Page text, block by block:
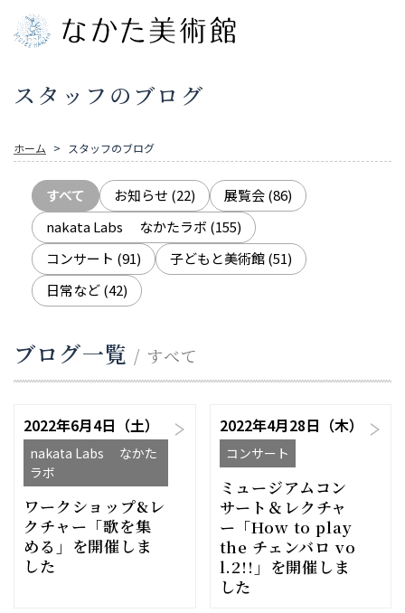
スタッフのブログ
ホーム スタッフのブログ
すべて お知らせ (22) 展覧会(86)
nakata Labs なかたラボ (155)
コンサート (91) 子どもと美術館(51)
日常など(42)
ブログ一覧 / すべて
2022年6月4日（土）
nakata Labs なかた
ラボ
ワークショップ&レ
クチャー「歌を集
める」を開催しま
した
2022年4月28日（木）
コンサート
ミュージアムコン
サート＆レクチャ
ー「How to play
the チェンバロ vo
l.2!!」を開催しま
した